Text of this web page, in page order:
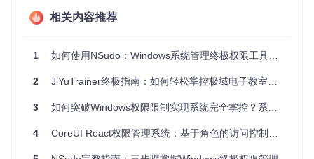
m
册表全权限访
问
员增
制、系统目录
系统优化配置
⚠️
当前
维持现有权限
临时操作测试、
⚠️ 安全警示 ：权限提升操作应遵循"最小权限原则"，完成
相关内容推荐
1 如何使用NSudo：Windows系统管理终极权限工具完全指南
2 JiYuTrainer终极指南：如何轻松掌控极域电子教室的完整解决方案
3 如何突破Windows权限限制实现系统完全掌控？系统权限管理工具实战指南
4 CoreUI React权限管理系统：基于角色的访问控制终极指南